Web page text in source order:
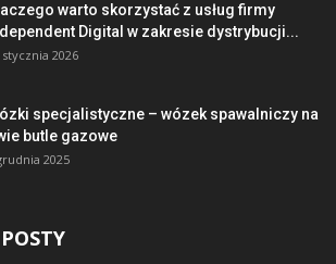
warto skorzystać z usług firmy
Digital w zakresie dystrybucji...
stycznia 2026
specjalistyczne – wózek spawalniczy na
butle gazowe
2025